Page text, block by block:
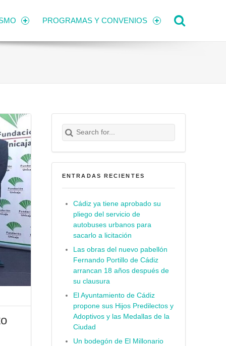
PROGRAMAS Y CONVENIOS
Search for:
Buscar
ENTRADAS RECIENTES
Cádiz ya tiene aprobado su
pliego del servicio de
autobuses urbanos para
sacarlo a licitación
Las obras del nuevo pabellón
Fernando Portillo de Cádiz
arrancan 18 años después de
su clausura
El Ayuntamiento de Cádiz
propone sus Hijos Predilectos y
Adoptivos y las Medallas de la
Ciudad
Un bodegón de El Millonario